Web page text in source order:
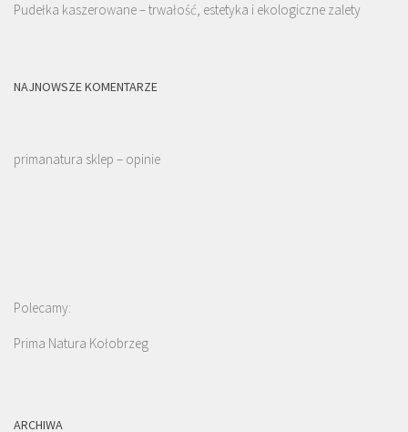
Pudełka kaszerowane – trwałość, estetyka i ekologiczne zalety
NAJNOWSZE KOMENTARZE
primanatura sklep – opinie
Polecamy:
Prima Natura Kołobrzeg
ARCHIWA